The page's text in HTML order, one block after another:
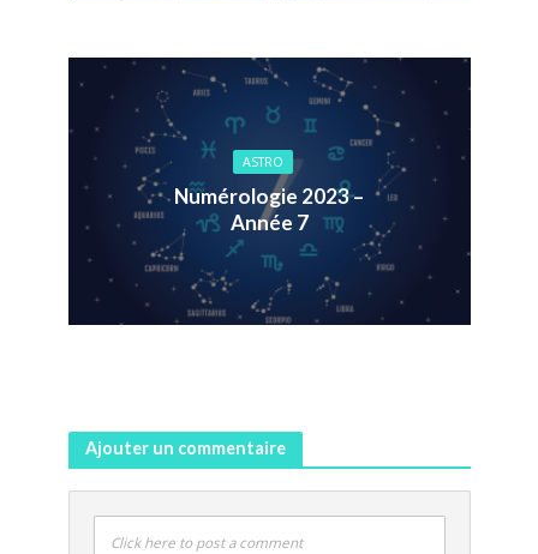
ASTRO
Numérologie 2023 –
Année 7
Ajouter un commentaire
Click here to post a comment